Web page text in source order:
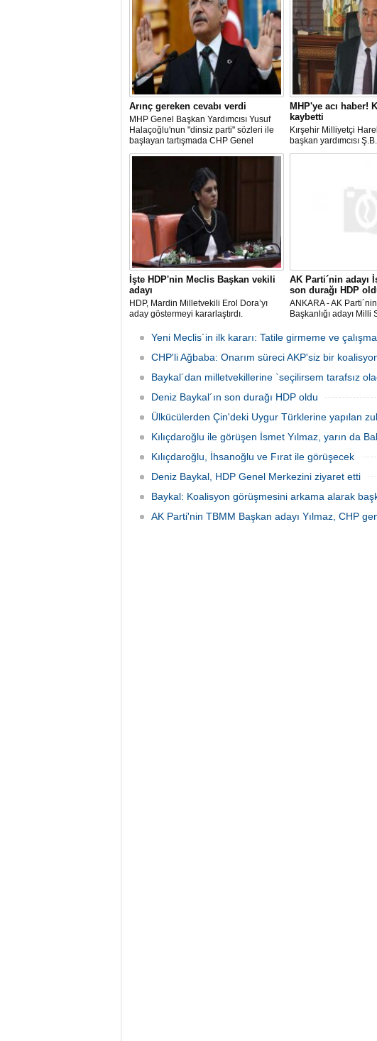
Arınç gereken cevabı verdi
MHP Genel Başkan Yardımcısı Yusuf
Halaçoğlu'nun "dinsiz parti" sözleri ile
başlayan tartışmada CHP Genel
Başkanı Kemal Kılıçdaroğlu "bütün
yanıtını verdi. Habertürk'e konuşan
Kılıçdaroğlu, Bahçeli'nin de üzüldüğü
MHP'ye acı haber!
kaybetti
Kırşehir Milliyetçi
başkan yardımcısı
Avanos ilçesinde
İşte HDP'nin Meclis Başkan vekili
adayı
HDP, Mardin Milletvekili Erol Dora’yı
aday göstermeyi kararlaştırdı.
AK Parti´nin adayı
son durağı HDP
ANKARA - AK
Başkanlığı adayı Milli
Meclis´te grubu
´yi ziyaret etti. HDP Eş
Selahattin Demi
Yeni Meclis´in ilk kararı: Tatile girmeme ve
CHP'li Ağbaba: Onarım süreci AKP'siz bir
Baykal´dan milletvekillerine `seçilirsem tarafsız
Deniz Baykal´ın son durağı HDP oldu
Ülkücülerden Çin'deki Uygur Türklerine yapılan
Kılıçdaroğlu ile görüşen İsmet Yılmaz, yarın da
Kılıçdaroğlu, İhsanoğlu ve Fırat ile görüşecek
Deniz Baykal, HDP Genel Merkezini ziyaret etti
Baykal: Koalisyon görüşmesini arkama alarak
AK Parti'nin TBMM Başkan adayı Yılmaz, CHP